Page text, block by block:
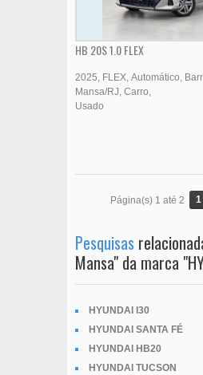
HB 20S 1.0 FLEX
2025 FLEX Automático
Mansa/RJ Carro
Usado
Página(s) 1 até 2 1
Pesquisas
Mansa" da marca
HYUNDAI I30
HYUNDAI SANTA FÉ
HYUNDAI HB20
HYUNDAI TUCSON